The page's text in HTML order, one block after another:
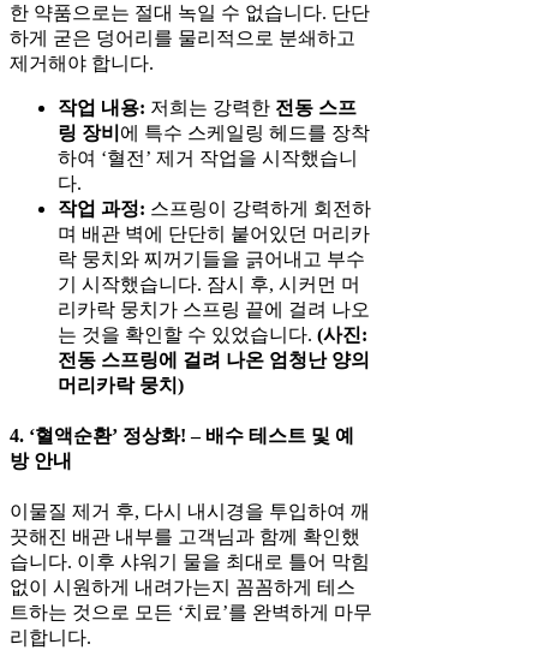
한 약품으로는 절대 녹일 수 없습니다. 단단
하게 굳은 덩어리를 물리적으로 분쇄하고
제거해야 합니다.
작업 내용: 저희는 강력한 전동 스프
링 장비 에 특수 스케일링 헤드를 장착
하여 ‘혈전’ 제거 작업을 시작했습니
다.
작업 과정: 스프링이 강력하게 회전하
며 배관 벽에 단단히 붙어있던 머리카
락 뭉치와 찌꺼기들을 긁어내고 부수
기 시작했습니다. 잠시 후, 시커먼 머
리카락 뭉치가 스프링 끝에 걸려 나오
는 것을 확인할 수 있었습니다. (사진:
전동 스프링에 걸려 나온 엄청난 양의
머리카락 뭉치)
4. ‘혈액순환’ 정상화! – 배수 테스트 및 예
방 안내
이물질 제거 후, 다시 내시경을 투입하여 깨
끗해진 배관 내부를 고객님과 함께 확인했
습니다. 이후 샤워기 물을 최대로 틀어 막힘
없이 시원하게 내려가는지 꼼꼼하게 테스
트하는 것으로 모든 ‘치료’를 완벽하게 마무
리합니다.